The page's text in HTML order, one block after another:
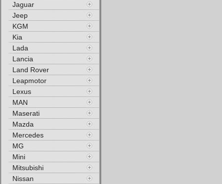
Jaguar
Jeep
KGM
Kia
Lada
Lancia
Land Rover
Leapmotor
Lexus
MAN
Maserati
Mazda
Mercedes
MG
Mini
Mitsubishi
Nissan